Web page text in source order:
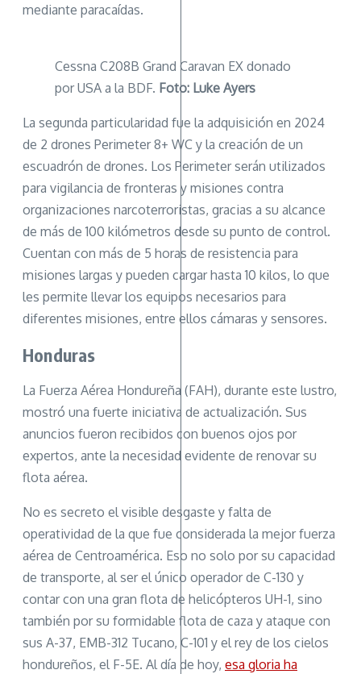
mediante paracaídas.
Cessna C208B Grand Caravan EX donado
por USA a la BDF. Foto: Luke Ayers
La segunda particularidad fue la adquisición en 2024
de 2 drones Perimeter 8+ WC y la creación de un
escuadrón de drones. Los Perimeter serán utilizados
para vigilancia de fronteras y misiones contra
organizaciones narcoterroristas, gracias a su alcance
de más de 100 kilómetros desde su punto de control.
Cuentan con más de 5 horas de resistencia para
misiones largas y pueden cargar hasta 10 kilos, lo que
les permite llevar los equipos necesarios para
diferentes misiones, entre ellos cámaras y sensores.
Honduras
La Fuerza Aérea Hondureña (FAH), durante este lustro,
mostró una fuerte iniciativa de actualización. Sus
anuncios fueron recibidos con buenos ojos por
expertos, ante la necesidad evidente de renovar su
flota aérea.
No es secreto el visible desgaste y falta de
operatividad de la que fue considerada la mejor fuerza
aérea de Centroamérica. Eso no solo por su capacidad
de transporte, al ser el único operador de C-130 y
contar con una gran flota de helicópteros UH-1, sino
también por su formidable flota de caza y ataque con
sus A-37, EMB-312 Tucano, C-101 y el rey de los cielos
hondureños, el F-5E. Al día de hoy, esa gloria ha